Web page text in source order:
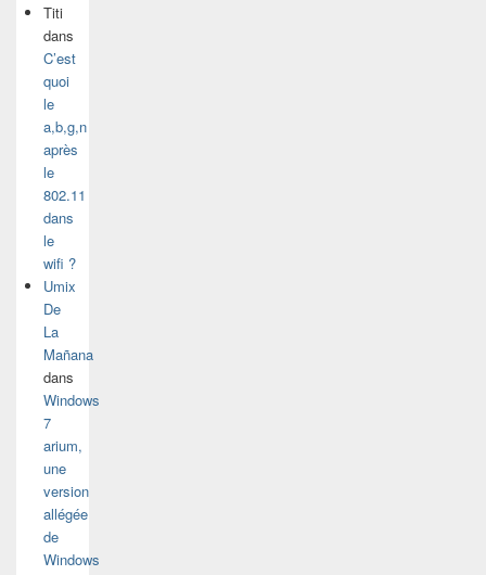
Titi
dans
C’est
quoi
le
a,b,g,n
après
le
802.11
dans
le
wifi ?
Umix
De
La
Mañana
dans
Windows
7
arium,
une
version
allégée
de
Windows